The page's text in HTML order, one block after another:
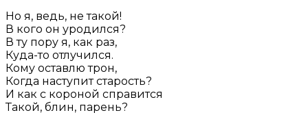
Но я, ведь, не такой!
В кого он уродился?
В ту пору я, как раз,
Куда-то отлучился.
Кому оставлю трон,
Когда наступит старость?
И как с короной справится
Такой, блин, парень?